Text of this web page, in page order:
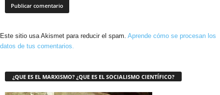
Este sitio usa Akismet para reducir el spam. Aprende cómo se procesan los
datos de tus comentarios.
¿QUE ES EL MARXISMO? ¿QUE ES EL SOCIALISMO CIENTÍFICO?